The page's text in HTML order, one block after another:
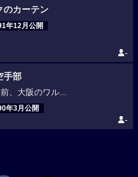
のカーテン
年12月公開
-
手部
、大阪のワル...
年3月公開
-